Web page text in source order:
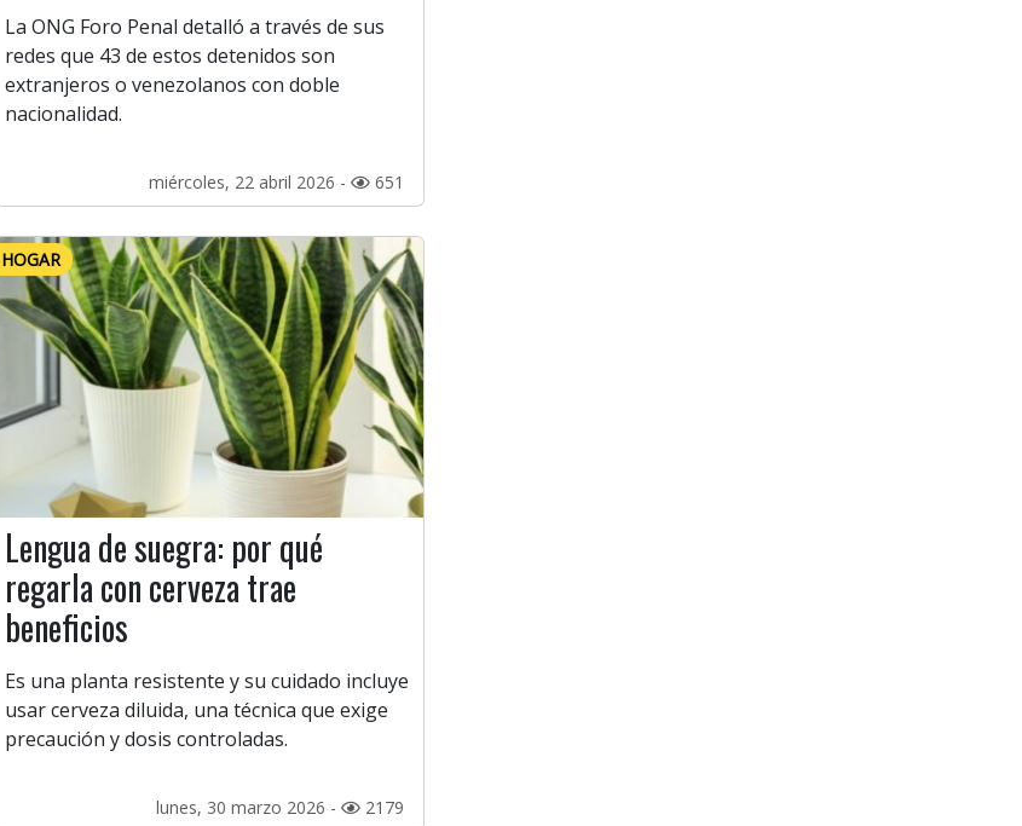
La ONG Foro Penal detalló a través de sus
redes que 43 de estos detenidos son
extranjeros o venezolanos con doble
nacionalidad.
miércoles, 22 abril 2026 - 651
HOGAR
Lengua de suegra: por qué
regarla con cerveza trae
beneficios
Es una planta resistente y su cuidado incluye
usar cerveza diluida, una técnica que exige
precaución y dosis controladas.
lunes, 30 marzo 2026 - 2179